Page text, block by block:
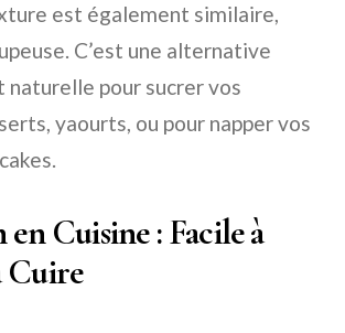
est également similaire,
C’est une alternative
naturelle pour sucrer vos
yaourts, ou pour napper vos
Cuisine : Facile à
Cuire